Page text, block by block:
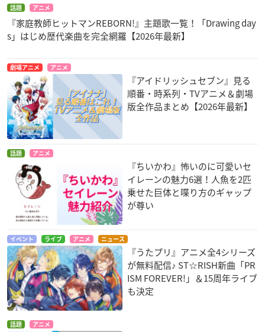
話題 アニメ
『家庭教師ヒットマンREBORN!』主題歌一覧！「Drawing day
s」はじめ歴代楽曲を完全網羅【2026年最新】
劇場アニメ アニメ
『アイドリッシュセブン』見る
順番・時系列・TVアニメ＆劇場
版全作品まとめ【2026年最新】
話題 アニメ
『ちいかわ』怖いのに可愛いセ
イレーンの魅力6選！人魚を2匹
乗せた巨体と喋り方のギャップ
が尊い
イベント ライブ アニメ ニュース
『うたプリ』アニメ全4シリーズ
が無料配信♪ ST☆RISH新曲「PR
ISM FOREVER!」＆15周年ライブ
も決定
話題 アニメ